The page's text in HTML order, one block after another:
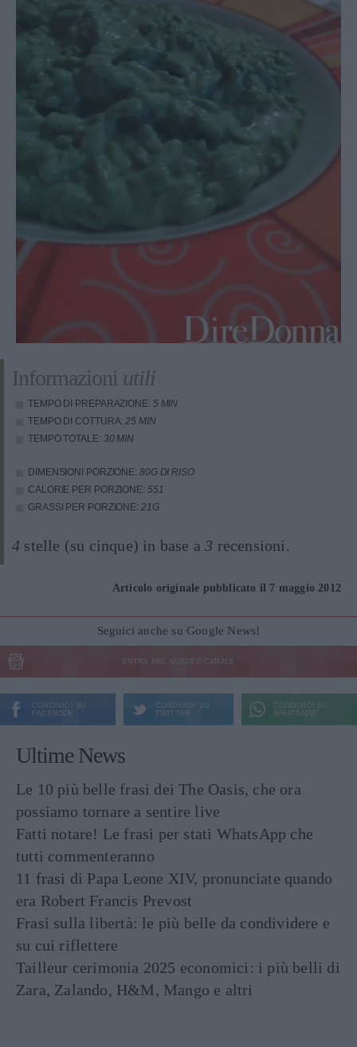
Informazioni utili
TEMPO DI PREPARAZIONE: 5 MIN
TEMPO DI COTTURA:25 MIN
TEMPO TOTALE: 30 MIN
DIMENSIONI PORZIONE: 80G DI RISO
CALORIE PER PORZIONE: 551
GRASSI PER PORZIONE: 21G
4 stelle (su cinque) in base a3 recensioni.
Articolo originale pubblicato il 7 maggio 2012
Seguici anche su Google News!
ENTRA NEL NOSTRO CANALE
CONDIVIDI SU
FACEBOOK
CONDIVIDI SU
TWITTER
CONDIVIDI SU
WHATSAPP
Ultime News
Le 10 più belle frasi dei The Oasis, che ora
possiamo tornare a sentire live
Fatti notare! Le frasi per stati WhatsApp che
tutti commenteranno
11 frasi di Papa Leone XIV, pronunciate quando
era Robert Francis Prevost
Frasi sulla libertà: le più belle da condividere e
su cui riflettere
Tailleur cerimonia 2025 economici: i più belli di
Zara, Zalando, H&M, Mango e altri